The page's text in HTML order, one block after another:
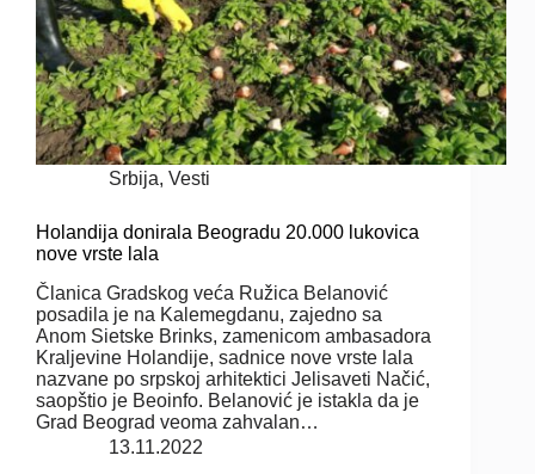
Srbija, Vesti
Holandija donirala Beogradu 20.000 lukovica
nove vrste lala
Članica Gradskog veća Ružica Belanović
posadila je na Kalemegdanu, zajedno sa
Anom Sietske Brinks, zamenicom ambasadora
Kraljevine Holandije, sadnice nove vrste lala
nazvane po srpskoj arhitektici Jelisaveti Načić,
saopštio je Beoinfo. Belanović je istakla da je
Grad Beograd veoma zahvalan…
13.11.2022